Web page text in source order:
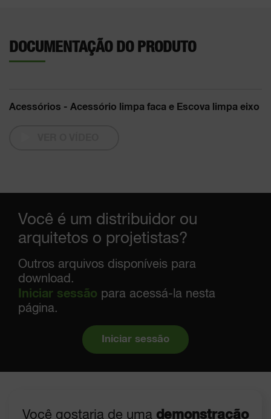
DOCUMENTAÇÃO DO PRODUTO
Acessórios - Acessório limpa faca e Escova limpa eixo
Você é um distribuidor ou
arquitetos o projetistas?
Outros arquivos disponíveis para
download.
Iniciar sessão para acessá-la nesta
página.
Iniciar sessão
Você gostaria de uma demonstração